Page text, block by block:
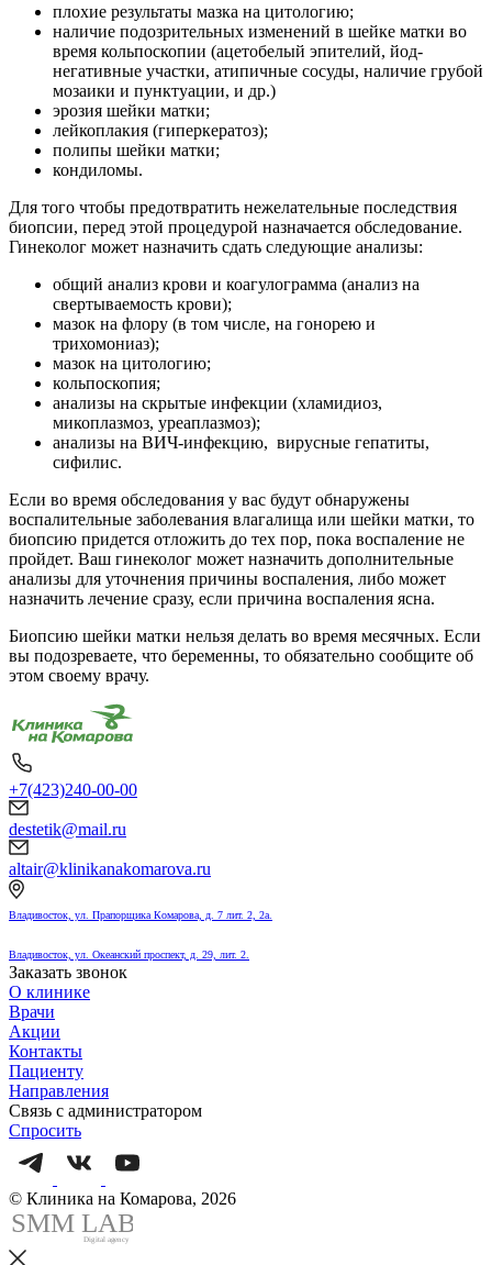
плохие результаты мазка на цитологию;
наличие подозрительных изменений в шейке матки во
время кольпоскопии (ацетобелый эпителий, йод-
негативные участки, атипичные сосуды, наличие грубой
мозаики и пунктуации, и др.)
эрозия шейки матки;
лейкоплакия (гиперкератоз);
полипы шейки матки;
кондиломы.
Для того чтобы предотвратить нежелательные последствия
биопсии, перед этой процедурой назначается обследование.
Гинеколог может назначить сдать следующие анализы:
общий анализ крови и коагулограмма (анализ на
свертываемость крови);
мазок на флору (в том числе, на гонорею и
трихомониаз);
мазок на цитологию;
кольпоскопия;
анализы на скрытые инфекции (хламидиоз,
микоплазмоз, уреаплазмоз);
анализы на ВИЧ-инфекцию, вирусные гепатиты,
сифилис.
Если во время обследования у вас будут обнаружены
воспалительные заболевания влагалища или шейки матки, то
биопсию придется отложить до тех пор, пока воспаление не
пройдет. Ваш гинеколог может назначить дополнительные
анализы для уточнения причины воспаления, либо может
назначить лечение сразу, если причина воспаления ясна.
Биопсию шейки матки нельзя делать во время месячных. Если
вы подозреваете, что беременны, то обязательно сообщите об
этом своему врачу.
+7(423)240-00-00
destetik@mail.ru
altair@klinikanakomarova.ru
Владивосток, ул. Прапорщика Комарова, д. 7 лит. 2, 2а.
Владивосток, ул. Океанский проспект, д. 29, лит. 2.
Заказать звонок
О клинике
Врачи
Акции
Контакты
Пациенту
Направления
Связь с администратором
Спросить
© Клиника на Комарова, 2026
SMM LAB
Digital agency